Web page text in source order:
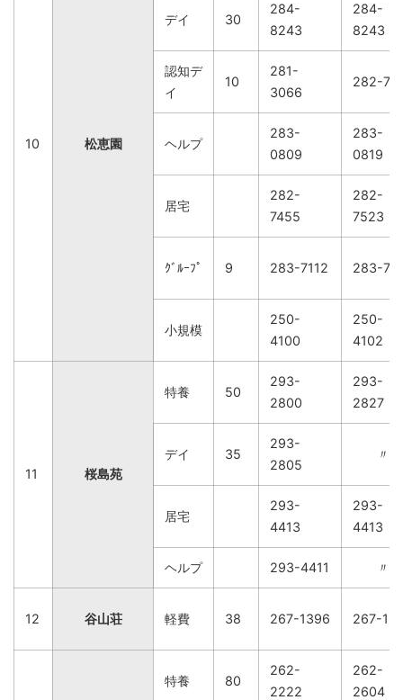
10 松恵園
デイ 30
284-
8243
284-
8243
認知デ
イ
10
281-
3066
282-
ヘルプ
283-
0809
283-
0819
居宅
282-
7455
282-
7523
ｸﾞﾙｰﾌﾟ 9 283-7112 283-
小規模
250-
4100
250-
4102
11 桜島苑
特養 50
293-
2800
293-
2827
デイ 35
293-
2805
〃
居宅
293-
4413
293-
4413
ヘルプ 293-4411 〃
12 谷山荘 軽費 38 267-1396 267-
特養 80
262-
2222
262-
2604